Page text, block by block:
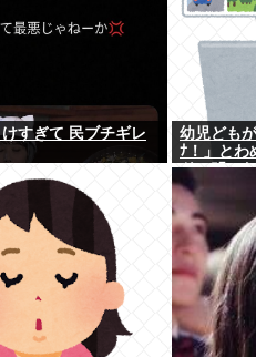
すぎて 民ブチギレ
幼児ども
ﾅ！」とわ
ドン叩い